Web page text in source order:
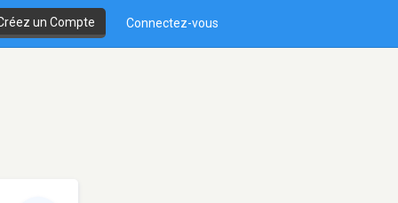
un Compte Connectez-vous